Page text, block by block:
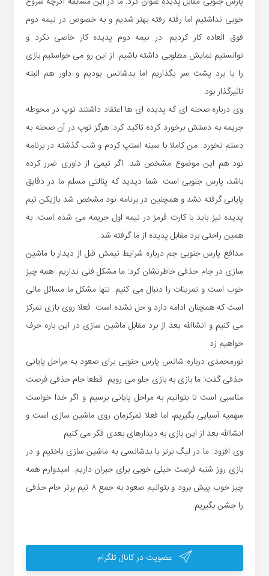
خوبی نداشتیم اما رفته رفته بهتر شدیم و به خصوص در نیمه دوم
فوق العاده کار کردیم. در نیمه دوم پدیده کار خاصی نکرد و
توانستیم نمایش مطلوبی داشته باشیم. از این رو می خواستیم بازی
را با برد پشت سر بگذاریم اما بدشانس بودیم و داور هم البته
تاثیرگذار بود.
وی درباره صحنه ای که پدیده ای ها اعتقاد داشتند توپ در محوطه
جریمه به دستش برخورد کرده تاکید کرد: هرگز توپ در آن صحنه به
دستم نخورد. من کاملا با سینه استپ کردم و شب گذشته در برنامه
نود هم این موضوع مشخص شد. اگر تیمی از داوری ضرر کرده
باشد، پارس جنوبی است. شما دیدید که پنالتی مسلم ما در دقایق
پایانی گرفته نشد و همچنین در برنامه نود مشخص شد بازیکن تیم
پدیده نیز باید با کارت قرمز در نیمه اول جریمه می شده است. به
همین راحتی برد مقابل پدیده از ما گرفته شد.
مدافع پارس جنوبی جم درباره شرایط تیمش قبل از دیدار با ماشین
سازی در جام حذفی خاطرنشان کرد: ما مشکل فنی نداریم. همه چیز
خوب است و تمرینات را دنبال می کنیم. تنها مشکل ما مسائل مالی
است که همچنان ادامه دارد و حل نشده است. فعلا روی بازی تمرکز
می کنیم و انشاالله بعد از برد مقابل ماشین سازی در این باره حرف
خواهیم زد.
نورمحمدی درباره شانس پارس جنوبی برای صعود به مراحل پایانی
حذفی گفت: ما بازی به بازی جلو می رویم. قطعا جام حذفی فرصت
مناسبی است تا بتوانیم به مراحل پایانی برسیم و اگر خدا خواست
سهمیه آسیایی بگیریم، اما فعلا تمرکزمان روی ماشین سازی است و
انشاالله بعد از این بازی به دیدارهای بعدی فکر می کنیم.
وی افزود: ما در لیگ برتر با بدشانسی به ماشین سازی باختیم و در
بازی روز شنبه فرصت خیلی خوبی برای جبران داریم. امیدوارم همه
چیز خوب پیش برود و بتوانیم صعود به جمع ۸ تیم برتر جام حذفی
را جشن بگیریم.
عضویت در کانال تلگرام